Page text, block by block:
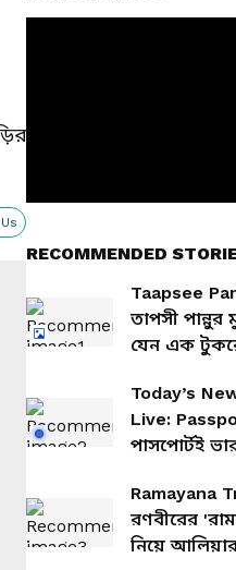
RECOMMENDED
Taapsee
তাপসী পান্নুর
যেন এক
Today’s
Live:
পাসপোর্টই
স্পষ্ট করলো
Ramayana
রণবীরের
নিয়ে আলিয়ার